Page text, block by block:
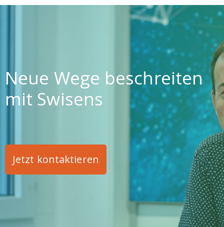
Neue Wege beschreiten
mit Swisens
Jetzt kontaktieren